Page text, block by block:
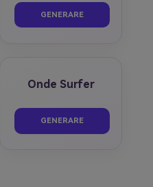
prima dopo
GENERARE
Onde Surfer
prima dopo
GENERARE